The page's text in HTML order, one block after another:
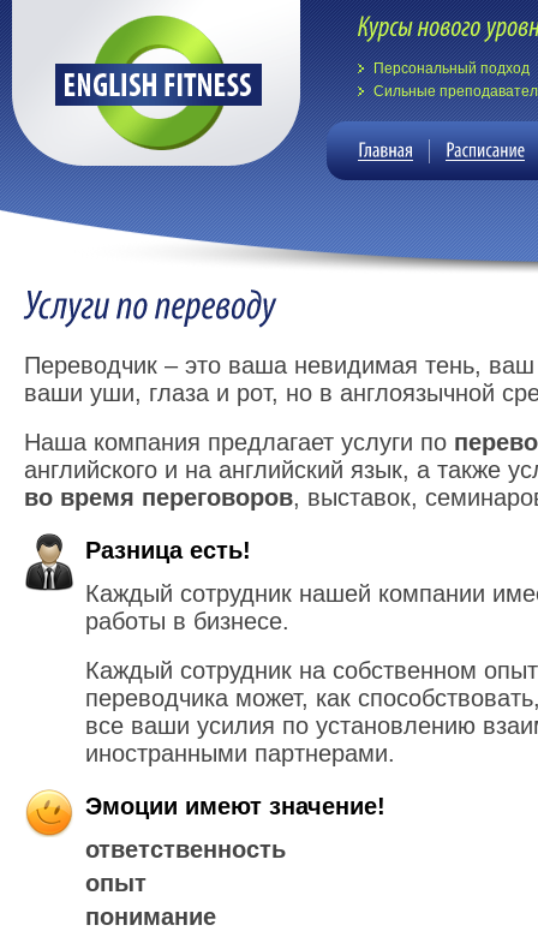
Персональный подход
Сильные
Переводчик – это ваша невидимая тень,
ваши уши, глаза и рот, но в англоязычной
Наша компания предлагает услуги по
английского и на английский язык, а также
во время переговоров, выставок,
Разница есть!
Каждый сотрудник нашей компании
работы в бизнесе.
Каждый сотрудник на собственном
переводчика может, как
все ваши усилия по установлению
иностранными партнерами.
Эмоции имеют значение!
ответственность
опыт
понимание